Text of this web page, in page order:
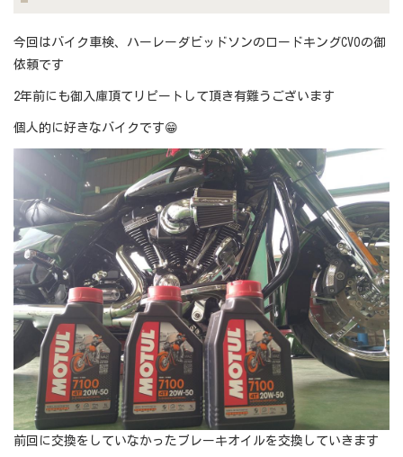
今回はバイク車検、ハーレーダビッドソンのロードキングCVOの御
依頼です
2年前にも御入庫頂てリピートして頂き有難うございます
個人的に好きなバイクです😁
前回に交換をしていなかったブレーキオイルを交換していきます